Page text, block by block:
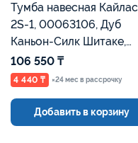
Тумба навесная Кайлас
2S-1, 00063106, Дуб
Каньон-Силк Шитаке,
Евромебель
106 550 ₸
4 440 ₸ ×24 мес в рассрочку
Добавить в корзину